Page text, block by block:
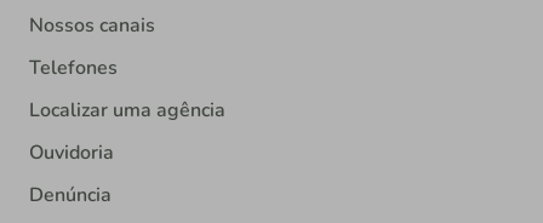
Nossos canais
Telefones
Localizar uma agência
Ouvidoria
Denúncia